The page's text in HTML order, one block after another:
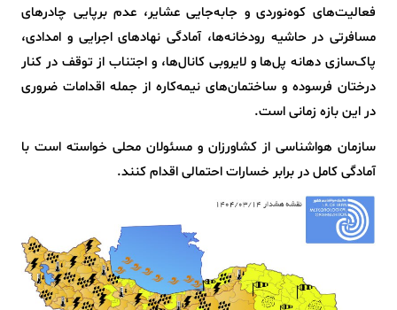
فعالیت‌های کوه‌نوردی و جابه‌جایی عشایر، عدم برپایی چادرهای
مسافرتی در حاشیه رودخانه‌ها، آمادگی نهادهای اجرایی و امدادی،
پاک‌سازی دهانه پل‌ها و لایروبی کانال‌ها، و اجتناب از توقف در کنار
درختان فرسوده و ساختمان‌های نیمه‌کاره از جمله اقدامات ضروری
در این بازه زمانی است.
سازمان هواشناسی از کشاورزان و مسئولان محلی خواسته است با
آمادگی کامل در برابر خسارات احتمالی اقدام کنند.